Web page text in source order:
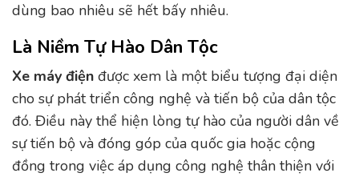
dùng bao nhiêu sẽ hết bấy nhiêu.
Là Niềm Tự Hào Dân Tộc
Xe máy điện được xem là một biểu tượng đại diện
cho sự phát triển công nghệ và tiến bộ của dân tộc
đó. Điều này thể hiện lòng tự hào của người dân về
sự tiến bộ và đóng góp của quốc gia hoặc cộng
đồng trong việc áp dụng công nghệ thân thiện với